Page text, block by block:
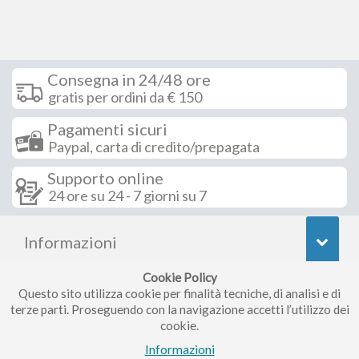
Cookie Policy
Questo sito utilizza cookie per finalità tecniche, di analisi e di
terze parti. Proseguendo con la navigazione accetti l’utilizzo dei
cookie.
Informazioni
Consegna in 24/48 ore
gratis per ordini da € 150
Pagamenti sicuri
Paypal, carta di credito/prepagata
Supporto online
24 ore su 24 - 7 giorni su 7
Informazioni
Seguici su
Iscriviti alla nostra newsletter